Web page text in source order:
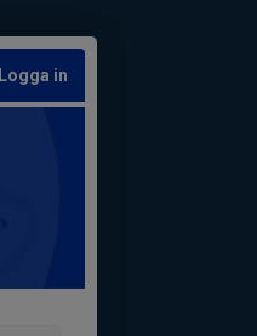
Logga in